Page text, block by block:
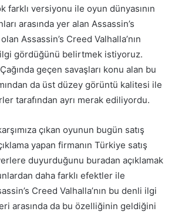
farklı versiyonu ile oyun dünyasının
arasında yer alan Assassin’s
Assassin’s Creed Valhalla’nın
gördüğünü belirtmek istiyoruz.
geçen savaşları konu alan bu
da üst düzey görüntü kalitesi ile
tarafından ayrı merak ediliyordu.
çıkan oyunun bugün satış
yapan firmanın Türkiye satış
duyurduğunu buradan açıklamak
daha farklı efektler ile
Creed Valhalla’nın bu denli ilgi
arasında da bu özelliğinin geldiğini